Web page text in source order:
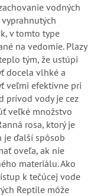
vodných
v tomto type
na vedomie. Plazy
tým, že ustúpi
docela vlhké a
veľmi efektívne pri
prívod vody je cez
veľké množstvo
rosa, ktorý je
je ďalší spôsob
oveľa, ak nie
materiálu. Ako
k tečúcej vode
Reptile môže